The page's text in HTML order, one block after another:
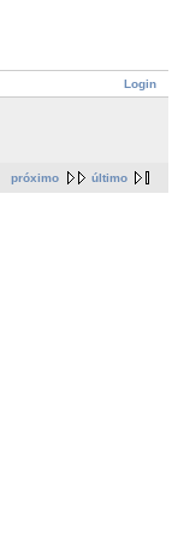
Login
próximo último